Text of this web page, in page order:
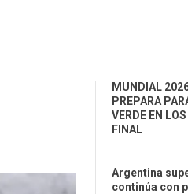
MUNDIAL
PREPARA
VERDE EN
FINAL
Argentina
continúa con